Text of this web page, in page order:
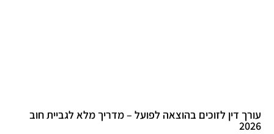
עורך דין לזוכים בהוצאה לפועל – מדריך מלא לגביית חוב
2026